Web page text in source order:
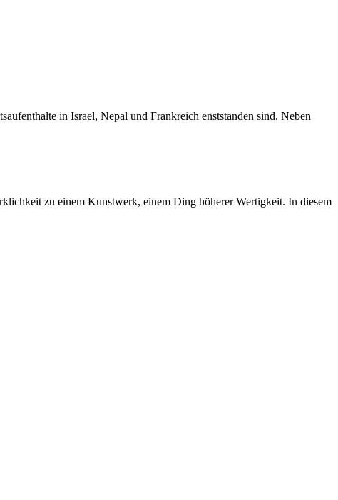
in Israel, Nepal und Frankreich enststanden sind. Neben
zu einem Kunstwerk, einem Ding höherer Wertigkeit. In diesem